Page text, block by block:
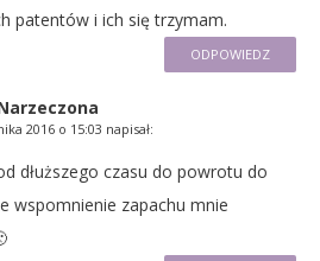
patentów i ich się trzymam.
ODPOWIEDZ
2016 o 15:03 napisał:
dłuższego czasu do powrotu do
wspomnienie zapachu mnie